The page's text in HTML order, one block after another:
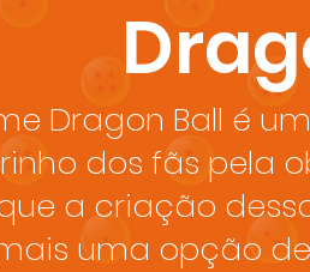
Dragon Ball é
dos fãs pela
a criação
uma opção